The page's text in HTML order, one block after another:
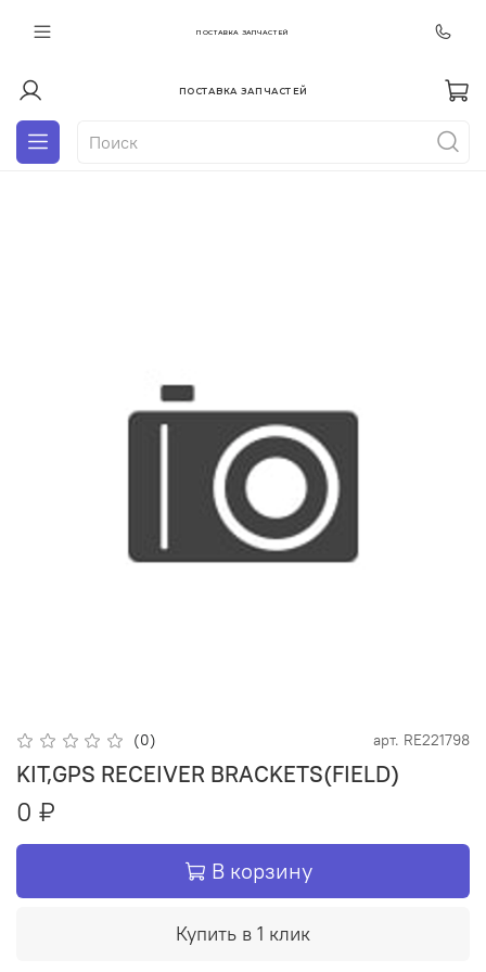
ПОСТАВКА ЗАПЧАСТЕЙ
ПОСТАВКА ЗАПЧАСТЕЙ
(0) арт. RE221798
KIT,GPS RECEIVER BRACKETS(FIELD)
0 ₽
В корзину
Купить в 1 клик